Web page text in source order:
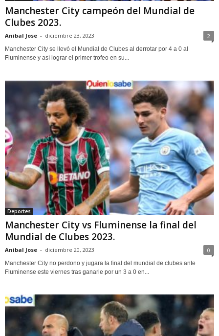
Manchester City campeón del Mundial de
Clubes 2023.
Anibal Jose - diciembre 23, 2023 2
Manchester City se llevó el Mundial de Clubes al derrotar por 4 a 0 al
Fluminense y así lograr el primer trofeo en su...
Deportes
Manchester City vs Fluminense la final del
Mundial de Clubes 2023.
Anibal Jose - diciembre 20, 2023 0
Manchester City no perdono y jugara la final del mundial de clubes ante
Fluminense este viernes tras ganarle por un 3 a 0 en...